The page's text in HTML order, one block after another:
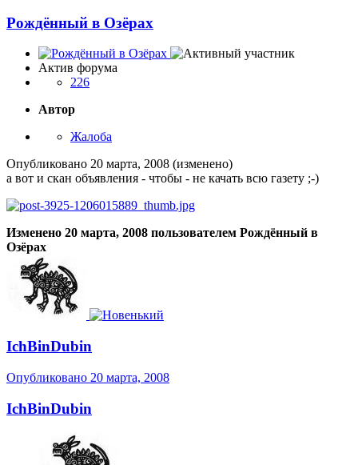
Рождённый в Озёрах
Актив форума
226
Автор
Жалоба
Опубликовано 20 марта, 2008 (изменено)
а вот и скан объявления - чтобы - не качать всю газету ;-)
Изменено 20 марта, 2008 пользователем Рождённый в
Озёрах
IchBinDubin
Опубликовано 20 марта, 2008
IchBinDubin